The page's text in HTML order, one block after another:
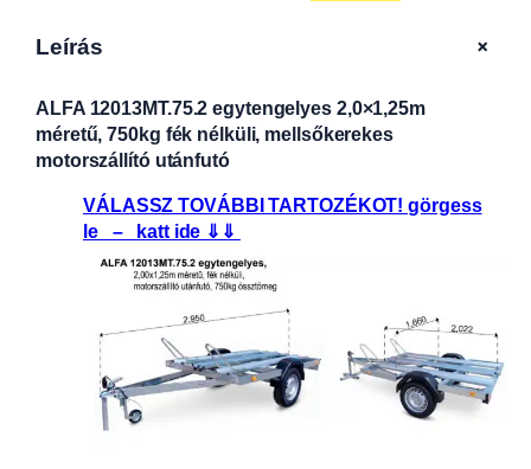
Leírás +
ALFA 12013MT.75.2 egytengelyes 2,0×1,25m
méretű, 750kg fék nélküli, mellsőkerekes
motorszállító utánfutó
VÁLASSZ TOVÁBBI TARTOZÉKOT! görgess
le – katt ide ⇓⇓